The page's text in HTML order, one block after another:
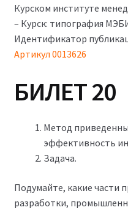
Курском институте
– Курск: типография
Идентификатор
Артикул0013626
БИЛЕТ 20
Метод
эффективность
Задача.
Подумайте, какие части
разработки,